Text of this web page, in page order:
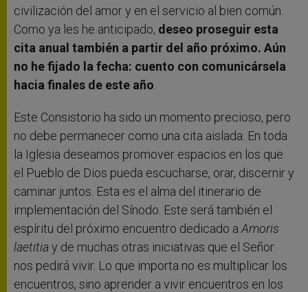
civilización del amor y en el servicio al bien común.
Como ya les he anticipado, deseo proseguir esta
cita anual también a partir del año próximo. Aún
no he fijado la fecha: cuento con comunicársela
hacia finales de este año
Este Consistorio ha sido un momento precioso, pero
no debe permanecer como una cita aislada. En toda
la Iglesia deseamos promover espacios en los que
el Pueblo de Dios pueda escucharse, orar, discernir y
caminar juntos. Esta es el alma del itinerario de
implementación del Sínodo. Este será también el
espíritu del próximo encuentro dedicado a Amoris
laetitia y de muchas otras iniciativas que el Señor
nos pedirá vivir. Lo que importa no es multiplicar los
encuentros, sino aprender a vivir encuentros en los